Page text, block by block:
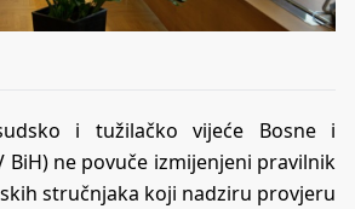
i tužilačko vijeće Bosne i
BiH) ne povuče izmijenjeni pravilnik
stručnjaka koji nadziru provjeru